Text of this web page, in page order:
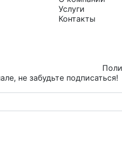
Услуги
Контакты
не забудьте подписаться!